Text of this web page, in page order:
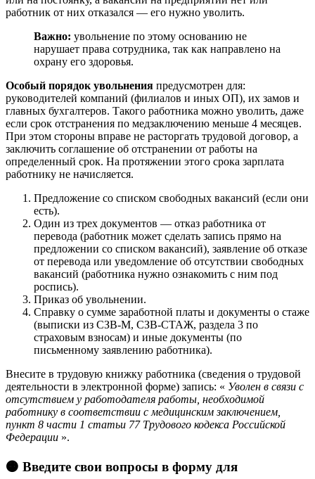
работник от них отказался — его нужно уволить.
Важно: увольнение по этому основанию не
нарушает права сотрудника, так как направлено на
охрану его здоровья.
Особый порядок увольнения предусмотрен для:
руководителей компаний (филиалов и иных ОП), их замов и
главных бухгалтеров. Такого работника можно уволить, даже
если срок отстранения по медзаключению меньше 4 месяцев.
При этом стороны вправе не расторгать трудовой договор, а
заключить соглашение об отстранении от работы на
определенный срок. На протяжении этого срока зарплата
работнику не начисляется.
Предложение со списком свободных вакансий (если они
есть).
Один из трех документов — отказ работника от
перевода (работник может сделать запись прямо на
предложении со списком вакансий), заявление об отказе
от перевода или уведомление об отсутствии свободных
вакансий (работника нужно ознакомить с ним под
роспись).
Приказ об увольнении.
Справку о сумме заработной платы и документы о стаже
(выписки из СЗВ-М, СЗВ-СТАЖ, раздела 3 по
страховым взносам) и иные документы (по
письменному заявлению работника).
Внесите в трудовую книжку работника (сведения о трудовой
деятельности в электронной форме) запись: « Уволен в связи с
отсутствием у работодателя работы, необходимой
работнику в соответствии с медицинским заключением,
пункт 8 части 1 статьи 77 Трудового кодекса Российской
Федерации ».
🟠 Введите свои вопросы в форму для